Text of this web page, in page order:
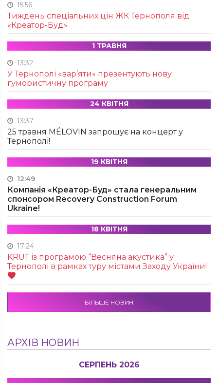
15:56
Тиждень спеціальних цін ЖК Тернополя від
«Креатор-Буд»
1 ТРАВНЯ
13:32
У Тернополі «вар’яти» презентують нову
гумористичну програму
24 КВІТНЯ
13:37
25 травня MÉLOVIN запрошує на концерт у
Тернополі!
19 КВІТНЯ
12:49
Компанія «Креатор-Буд» стала генеральним
спонсором Recovery Construction Forum
Ukraine!
18 КВІТНЯ
17:24
KRUТ із програмою “Весняна акустика” у
Тернополі в рамках туру містами Заходу України!
БІЛЬШЕ НОВИН
АРХІВ НОВИН
СЕРПЕНЬ 2026